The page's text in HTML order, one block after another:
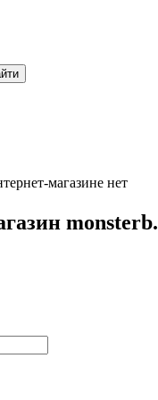
магазине нет